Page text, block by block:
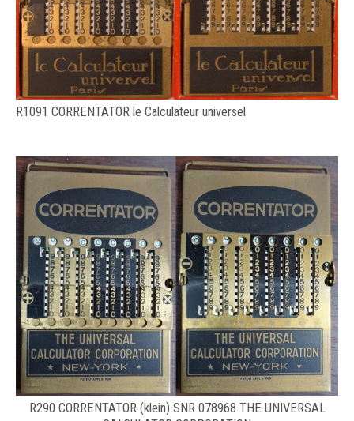
R1091 CORRENTATOR le Calculateur universel
R290 CORRENTATOR (klein) SNR 078968 THE UNIVERSAL